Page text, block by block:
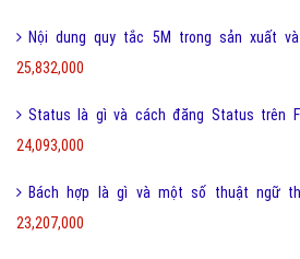
Nội dung quy tắc 5M trong sản xuất
25,832,000
Status là gì và cách đăng Status trên
24,093,000
Bách hợp là gì và một số thuật ngữ
23,207,000